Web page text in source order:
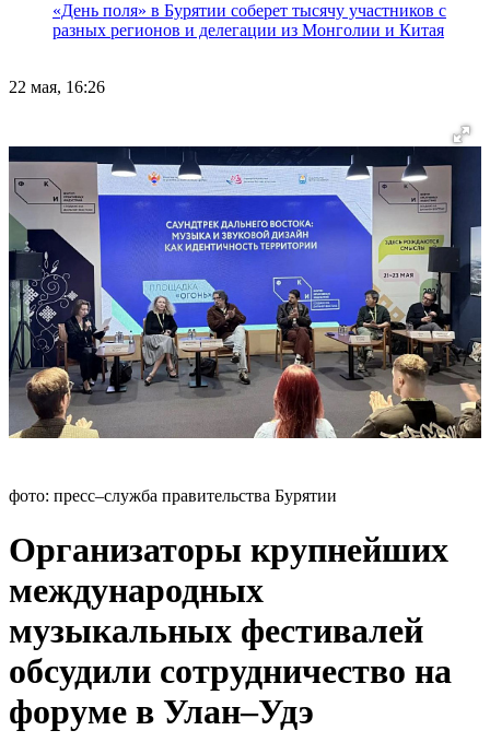
«День поля» в Бурятии соберет тысячу участников с
разных регионов и делегации из Монголии и Китая
22 мая, 16:26
фото: пресс–служба правительства Бурятии
Организаторы крупнейших
международных
музыкальных фестивалей
обсудили сотрудничество на
форуме в Улан–Удэ